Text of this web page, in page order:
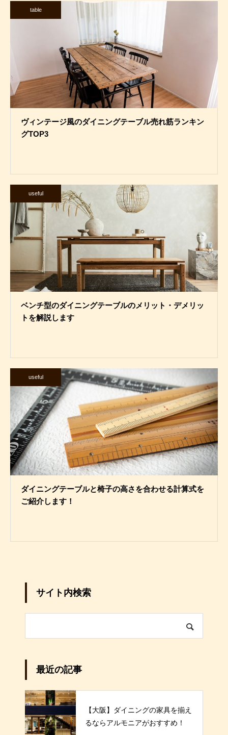
table
ヴィンテージ風のダイニングテーブル売れ筋ランキン
グTOP3
useful
ベンチ型のダイニングテーブルのメリット・デメリッ
トを解説します
useful
ダイニングテーブルと椅子の高さを合わせる計算式を
ご紹介します！
サイト内検索
最近の記事
【大阪】ダイニングの家具を揃え
るならアルモニアがおすすめ！